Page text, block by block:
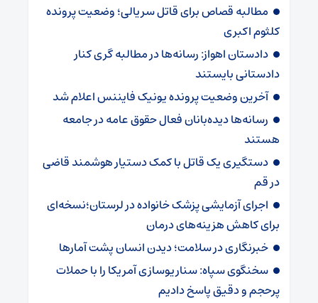
مطالبه قصاص برای قاتل سریالی؛ وضعیت پرونده
کلثوم اکبری
دادستان اهواز: رسانه‌ها در مطالبه گری کنار
دادستانی بایستند
آخرین وضعیت پرونده یونیک فایننس اعلام شد
رسانه‌ها دیده‌بانان فعال حقوق عامه در جامعه
هستند
دستگیری یک قاتل با کمک دستیار هوشمند قاضی
در قم
اجرای آزمایشی پزشک خانواده در لرستان؛نسخه‌ای
برای کاهش هزینه‌های درمان
خبرنگاری در سلامت؛ دیدن انسان پشت آمارها
سخنگوی سپاه: سناریوسازی آمریکا را با حملات
پرحجم‌‌ و دقیق‌ پاسخ دادیم